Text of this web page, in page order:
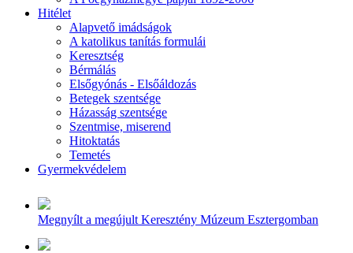
Hitélet
Alapvető imádságok
A katolikus tanítás formulái
Keresztség
Bérmálás
Elsőgyónás - Elsőáldozás
Betegek szentsége
Házasság szentsége
Szentmise, miserend
Hitoktatás
Temetés
Gyermekvédelem
Megnyílt a megújult Keresztény Múzeum Esztergomban